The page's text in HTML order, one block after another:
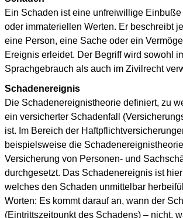
Ein Schaden ist eine unfreiwillige
oder immateriellen Werten. Er beschreibt
eine Person, eine Sache oder ein
Ereignis erleidet. Der Begriff wird sowohl
Sprachgebrauch als auch im Zivilrecht
Schadenereignis
Die Schadenereignistheorie definiert, zu
ein versicherter Schadenfall
ist. Im Bereich der
beispielsweise die
Versicherung von Personen- und
durchgesetzt. Das Schadenereignis ist
welches den Schaden unmittelbar
Worten: Es kommt darauf an, wann der
(Eintrittszeitpunkt des Schadens) – nicht,